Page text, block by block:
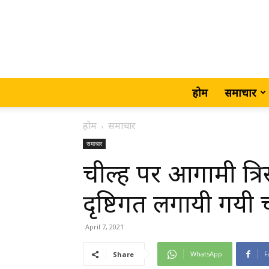
होम समाचार
होम समाचार
समाचार
चील्ह पर आगामी
दृष्टिगत लगायी गयी
April 7, 2021
Share WhatsApp